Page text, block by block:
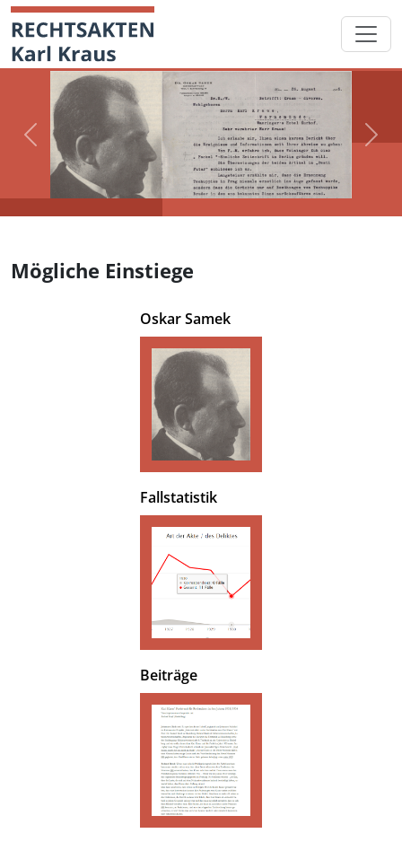
Skip
content
Startseite
Previous Next
Mögliche Einstiege
Oskar Samek
Fallstatistik
Beiträge